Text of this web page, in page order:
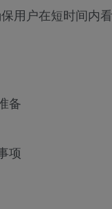
用户在短时间内
备
项